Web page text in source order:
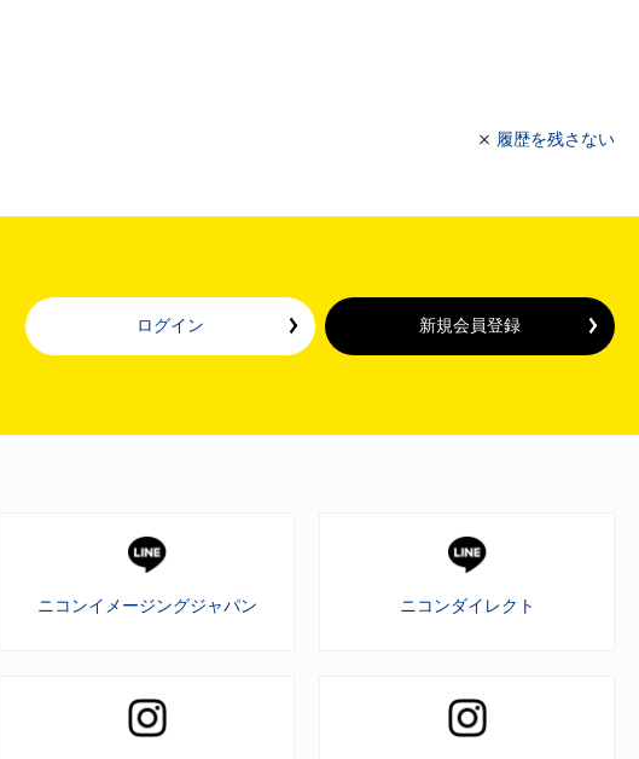
履歴を残さない
ログイン 新規会員登録
ニコンイメージングジャパン ニコンダイレクト